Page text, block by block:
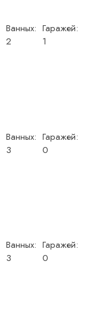
Ванных:
2
Гаражей:
1
Ванных:
3
Гаражей:
0
Ванных:
3
Гаражей:
0